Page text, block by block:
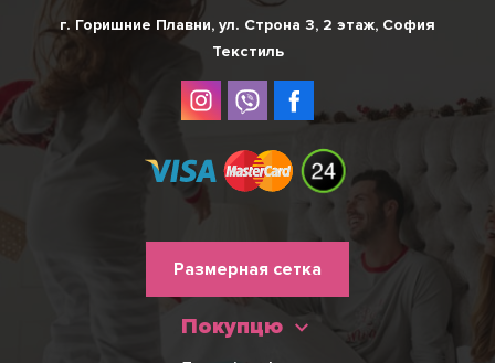
г. Горишние Плавни, ул. Строна 3, 2 этаж, София
Текстиль
нижнього
колонтитулу
Размерная сетка
Покупцю